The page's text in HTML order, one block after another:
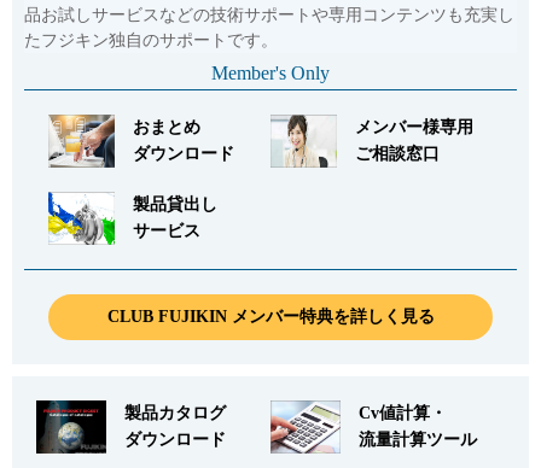
品お試しサービスなどの技術サポートや専用コンテンツも充実し
たフジキン独自のサポートです。
Member's Only
おまとめ
ダウンロード
メンバー様専用
ご相談窓口
製品貸出し
サービス
CLUB FUJIKIN メンバー特典を詳しく見る
製品カタログ
ダウンロード
Cv値計算・
流量計算ツール